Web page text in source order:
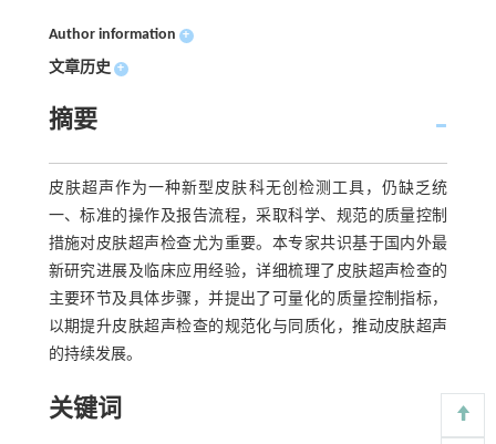
Author information +
文章历史 +
摘要
皮肤超声作为一种新型皮肤科无创检测工具，仍缺乏统
一、标准的操作及报告流程，采取科学、规范的质量控制
措施对皮肤超声检查尤为重要。本专家共识基于国内外最
新研究进展及临床应用经验，详细梳理了皮肤超声检查的
主要环节及具体步骤，并提出了可量化的质量控制指标，
以期提升皮肤超声检查的规范化与同质化，推动皮肤超声
的持续发展。
关键词